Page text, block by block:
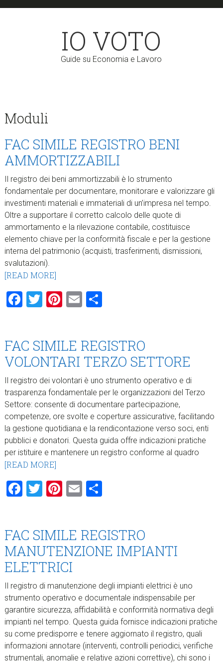
Skip
Skip
IO VOTO
Guide su Economia e Lavoro
Moduli
FAC SIMILE REGISTRO BENI
AMMORTIZZABILI
Il registro dei beni ammortizzabili è lo strumento
fondamentale per documentare, monitorare e valorizzare gli
investimenti materiali e immateriali di un’impresa nel tempo.
Oltre a supportare il corretto calcolo delle quote di
ammortamento e la rilevazione contabile, costituisce
elemento chiave per la conformità fiscale e per la gestione
interna del patrimonio (acquisti, trasferimenti, dismissioni,
svalutazioni).
[READ MORE]
Facebook
Twitter
Pinterest
EmailCondividi
FAC SIMILE REGISTRO
VOLONTARI TERZO SETTORE
Il registro dei volontari è uno strumento operativo e di
trasparenza fondamentale per le organizzazioni del Terzo
Settore: consente di documentare partecipazione,
competenze, ore svolte e coperture assicurative, facilitando
la gestione quotidiana e la rendicontazione verso soci, enti
pubblici e donatori. Questa guida offre indicazioni pratiche
per istituire e mantenere un registro conforme al quadro
[READ MORE]
Facebook
Twitter
Pinterest
EmailCondividi
FAC SIMILE REGISTRO
MANUTENZIONE IMPIANTI
ELETTRICI
Il registro di manutenzione degli impianti elettrici è uno
strumento operativo e documentale indispensabile per
garantire sicurezza, affidabilità e conformità normativa degli
impianti nel tempo. Questa guida fornisce indicazioni pratiche
su come predisporre e tenere aggiornato il registro, quali
informazioni annotare (interventi, controlli periodici, verifiche
strumentali, anomalie e relative azioni correttive), chi sono i